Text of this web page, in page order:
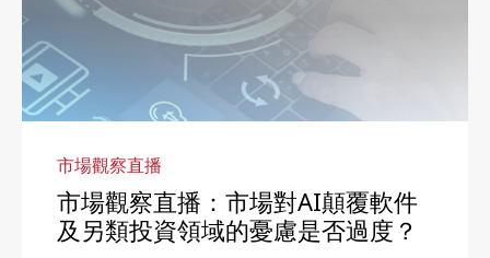
市場觀察直播
市場觀察直播：市場對AI顛覆軟件
及另類投資領域的憂慮是否過度？